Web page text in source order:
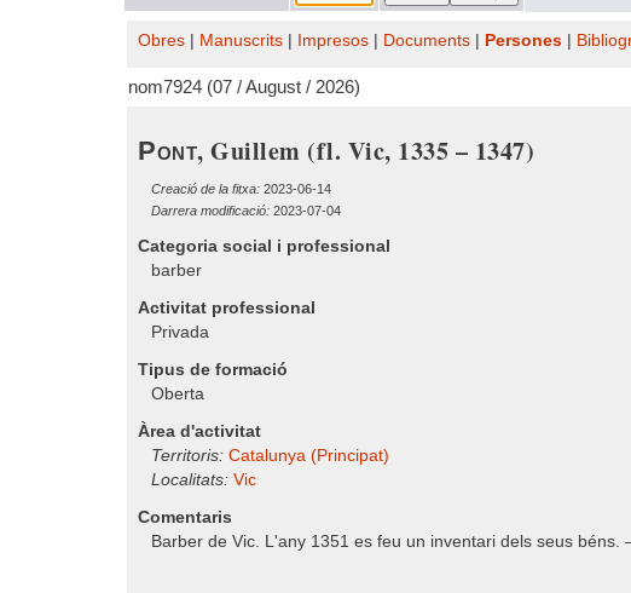
Obres Manuscrits Impresos Documents Persones
nom7924 (07 / August / 2026)
Pont, Guillem (fl. Vic, 1335 – 1347)
Creació de la fitxa: 2023-06-14
Darrera modificació: 2023-07-04
Categoria social i professional
barber
Activitat professional
Privada
Tipus de formació
Oberta
Àrea d'activitat
Territoris: Catalunya (Principat)
Localitats: Vic
Comentaris
Barber de Vic. L'any 1351 es feu un inventari dels seus